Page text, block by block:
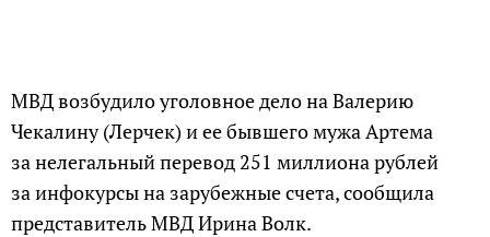
МВД возбудило уголовное дело на Валерию
Чекалину (Лерчек) и ее бывшего мужа Артема
за нелегальный перевод 251 миллиона рублей
за инфокурсы на зарубежные счета, сообщила
представитель МВД Ирина Волк.